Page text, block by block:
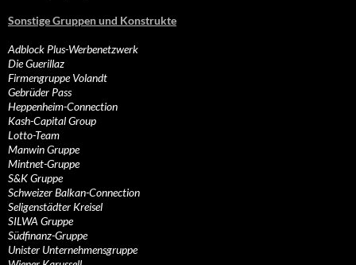
Sonstige Gruppen und Konstrukte
Adblock Plus-Werbenetzwerk
Die Guerillaz
Firmengruppe Volandt
Gebrüder Pass
Heppenheim-Connection
Kash-Capital Group
Lotto-Team
Manwin Gruppe
Mintnet-Gruppe
S&K Gruppe
Schweizer Balkan-Connection
Seligenstädter Kreisel
SILWA Gruppe
Südfinanz-Gruppe
Unister Unternehmensgruppe